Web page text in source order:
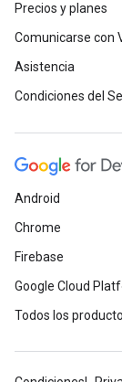
Precios y planes
Comunicarse con
Asistencia
Condiciones del
Android
Chrome
Firebase
Google Cloud
Todos los